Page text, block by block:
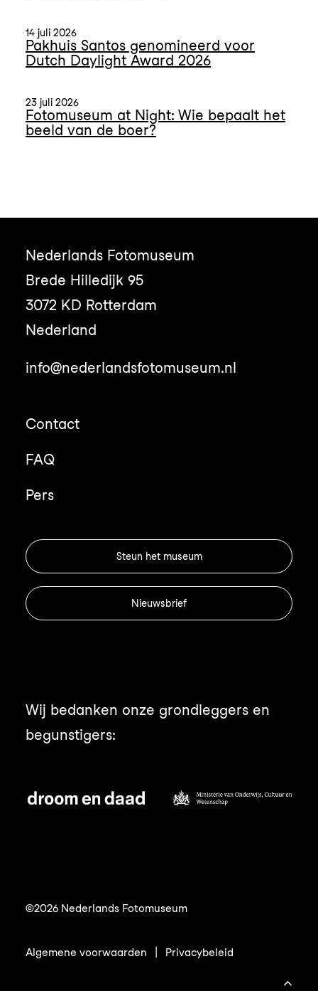
14 juli 2026
Pakhuis Santos genomineerd voor
Dutch Daylight Award 2026
23 juli 2026
Fotomuseum at Night: Wie bepaalt het
beeld van de boer?
Nederlands Fotomuseum
Brede Hilledijk 95
3072 KD Rotterdam
Nederland
info@nederlandsfotomuseum.nl
Contact
FAQ
Pers
Steun het museum
Nieuwsbrief
Wij bedanken onze grondleggers en
begunstigers:
©2026 Nederlands Fotomuseum
Algemene voorwaarden Privacybeleid